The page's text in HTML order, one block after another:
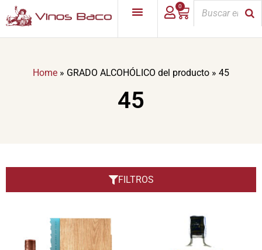
0
Home » GRADO ALCOHÓLICO del producto » 45
45
FILTROS